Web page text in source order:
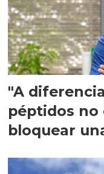
"A
péptidos no
bloquear